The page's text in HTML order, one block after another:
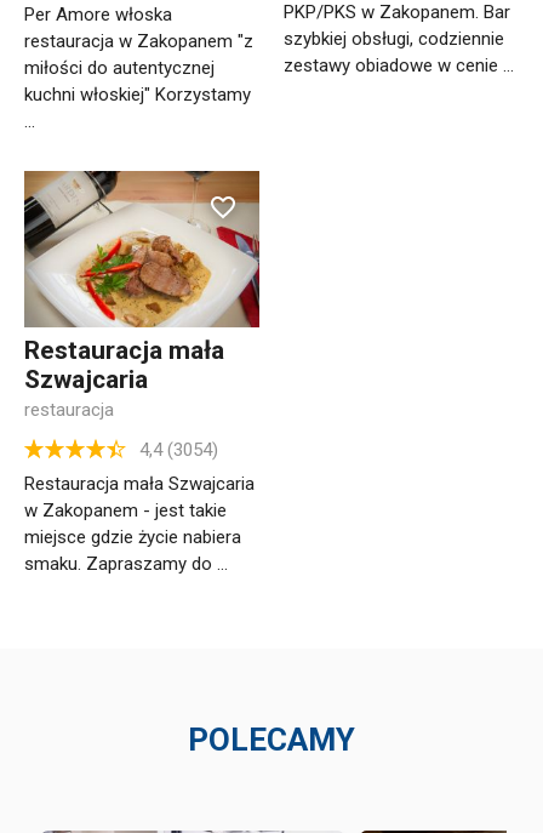
Per Amore włoska
restauracja w Zakopanem "z
miłości do autentycznej
kuchni włoskiej" Korzystamy
...
PKP/PKS w Zakopanem. Bar
szybkiej obsługi, codziennie
zestawy obiadowe w cenie ...
Restauracja mała
Szwajcaria
restauracja
4,4 (3054)
Restauracja mała Szwajcaria
w Zakopanem - jest takie
miejsce gdzie życie nabiera
smaku. Zapraszamy do ...
POLECAMY